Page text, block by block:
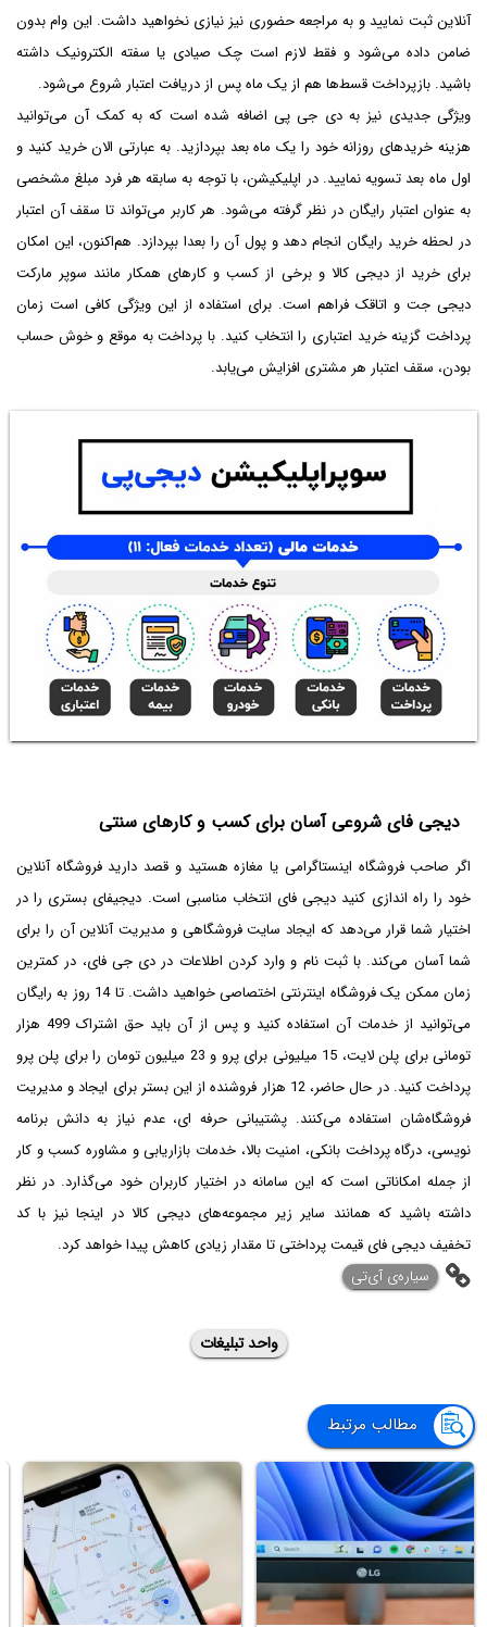
آنلاین ثبت نمایید و به مراجعه حضوری نیز نیازی نخواهید داشت. این وام بدون
ضامن داده می‌شود و فقط لازم است چک صیادی یا سفته الکترونیک داشته
باشید. بازپرداخت قسط‌ها هم از یک ماه پس از دریافت اعتبار شروع می‌شود.
ویژگی جدیدی نیز به دی جی پی اضافه شده است که به کمک آن می‌توانید
هزینه خریدهای روزانه خود را یک ماه بعد بپردازید. به عبارتی الان خرید کنید و
اول ماه بعد تسویه نمایید. در اپلیکیشن، با توجه به سابقه هر فرد مبلغ مشخصی
به عنوان اعتبار رایگان در نظر گرفته می‌شود. هر کاربر می‌تواند تا سقف آن اعتبار
در لحظه خرید رایگان انجام دهد و پول آن را بعدا بپردازد. هم‌اکنون، این امکان
برای خرید از دیجی کالا و برخی از کسب و کار‌های همکار مانند سوپر مارکت
دیجی جت و اتاقک فراهم است. برای استفاده از این ویژگی کافی است زمان
پرداخت گزینه خرید اعتباری را انتخاب کنید. با پرداخت به موقع و خوش حساب
بودن، سقف اعتبار هر مشتری افزایش می‌یابد.
دیجی فای شروعی آسان برای کسب و کارهای سنتی
اگر صاحب فروشگاه اینستاگرامی یا مغازه هستید و قصد دارید فروشگاه آنلاین
خود را راه اندازی کنید دیجی فای انتخاب مناسبی است. دیجیفای بستری را در
اختیار شما قرار می‌دهد که ایجاد سایت فروشگاهی و مدیریت آنلاین آن را برای
شما آسان می‌کند. با ثبت نام و وارد کردن اطلاعات در دی جی فای، در کمترین
زمان ممکن یک فروشگاه اینترنتی اختصاصی خواهید داشت. تا 14 روز به رایگان
می‌توانید از خدمات آن استفاده کنید و پس از آن باید حق اشتراک 499 هزار
تومانی برای پلن لایت، 15 میلیونی برای پرو و 23 میلیون تومان را برای پلن پرو
پرداخت کنید. در حال حاضر، 12 هزار فروشنده از این بستر برای ایجاد و مدیریت
فروشگاه‌شان استفاده می‌کنند. پشتیبانی حرفه ای، عدم نیاز به دانش برنامه
نویسی، درگاه پرداخت بانکی، امنیت بالا، خدمات بازاریابی و مشاوره کسب و کار
از جمله امکاناتی است که این سامانه در اختیار کاربران خود می‌گذارد. در نظر
داشته باشید که همانند سایر زیر مجموعه‌های دیجی کالا در اینجا نیز با کد
تخفیف دیجی فای قیمت پرداختی تا مقدار زیادی کاهش پیدا خواهد کرد.
‌سیاره‌ی آی‌تی
واحد تبلیغات
مطالب مرتبط